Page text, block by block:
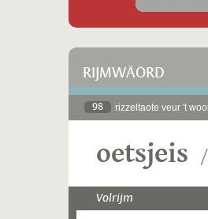
RIJMWÄÖRD
98 rizzeltaote veur 't
oetsjeis
Volrijm